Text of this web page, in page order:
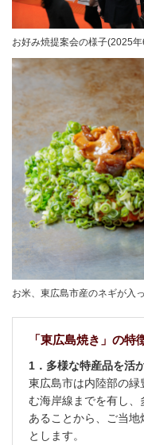
お好み焼提案会の様子(2025年
お米、東広島市産のネギが入
「東広島焼き」の特
1．多様な特産品を活
東広島市は内陸部の
む海岸線までを有し、
あることから、ご当
とします。